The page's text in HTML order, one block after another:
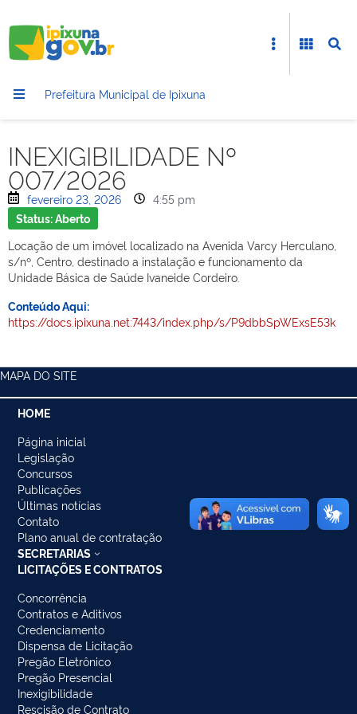
Prefeitura Municipal de Ipixuna
INEXIGIBILIDADE Nº
007/2026
fevereiro 23, 2026
4:55 pm
Status: Aberto
Locação de um imóvel localizado na Avenida Varcy Herculano,
s/nº, Centro, destinado a instalação e funcionamento da
Unidade Básica de Saúde Ivaneide Cordeiro.
Conteúdo Aqui:
https://docs.ipixuna.net:7443/index.php/s/P9dbbSpWExsE53k
MAPA DO SITE
HOME
Página inicial
Legislação
Concursos
Publicações
Últimas notícias
Contato
Plano anual de contratação
SECRETARIAS
LICITAÇÕES E CONTRATOS
Concorrência
Contratos e Aditivos
Credenciamento
Dispensa de Licitação
Pregão Eletrônico
Pregão Presencial
Inexigibilidade
Rescisão de Contrato